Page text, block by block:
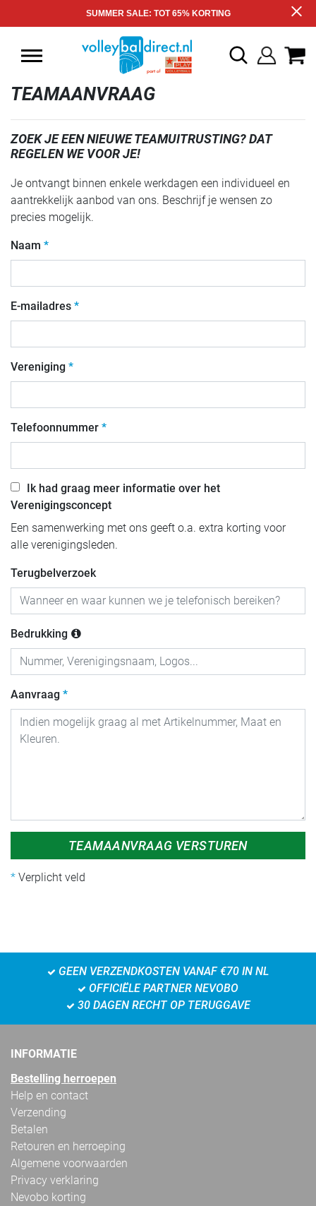
SUMMER SALE: TOT 65% KORTING
TEAMAANVRAAG
ZOEK JE EEN NIEUWE TEAMUITRUSTING? DAT
REGELEN WE VOOR JE!
Je ontvangt binnen enkele werkdagen een individueel en
aantrekkelijk aanbod van ons. Beschrijf je wensen zo
precies mogelijk.
Naam
E-mailadres
Vereniging
Telefoonnummer
Ik had graag meer informatie over het
Verenigingsconcept
Een samenwerking met ons geeft o.a. extra korting voor
alle verenigingsleden.
Terugbelverzoek
Bedrukking
Aanvraag
TEAMAANVRAAG VERSTUREN
Verplicht veld
GEEN VERZENDKOSTEN VANAF €70 IN NL
OFFICIËLE PARTNER NEVOBO
30 DAGEN RECHT OP TERUGGAVE
INFORMATIE
Bestelling herroepen
Help en contact
Verzending
Betalen
Retouren en herroeping
Algemene voorwaarden
Privacy verklaring
Nevobo korting